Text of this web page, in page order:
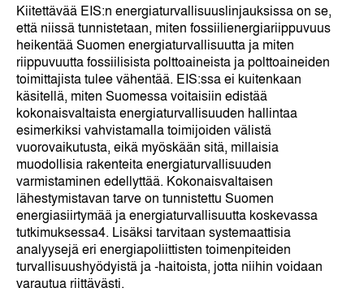
Kiitettävää EIS:n energiaturvallisuuslinjauksissa on se,
että niissä tunnistetaan, miten fossiilienergiariippuvuus
heikentää Suomen energiaturvallisuutta ja miten
riippuvuutta fossiilisista polttoaineista ja polttoaineiden
toimittajista tulee vähentää. EIS:ssa ei kuitenkaan
käsitellä, miten Suomessa voitaisiin edistää
kokonaisvaltaista energiaturvallisuuden hallintaa
esimerkiksi vahvistamalla toimijoiden välistä
vuorovaikutusta, eikä myöskään sitä, millaisia
muodollisia rakenteita energiaturvallisuuden
varmistaminen edellyttää. Kokonaisvaltaisen
lähestymistavan tarve on tunnistettu Suomen
energiasiirtymää ja energiaturvallisuutta koskevassa
tutkimuksessa4. Lisäksi tarvitaan systemaattisia
analyysejä eri energiapoliittisten toimenpiteiden
turvallisuushyödyistä ja -haitoista, jotta niihin voidaan
varautua riittävästi.